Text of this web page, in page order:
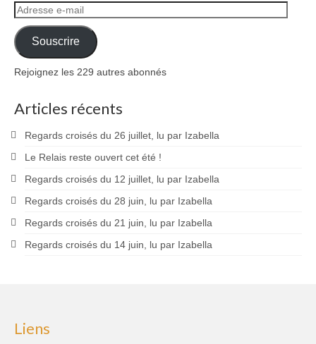
Adresse
e-
mail
Souscrire
Rejoignez les 229 autres abonnés
Articles récents
Regards croisés du 26 juillet, lu par Izabella
Le Relais reste ouvert cet été !
Regards croisés du 12 juillet, lu par Izabella
Regards croisés du 28 juin, lu par Izabella
Regards croisés du 21 juin, lu par Izabella
Regards croisés du 14 juin, lu par Izabella
Liens